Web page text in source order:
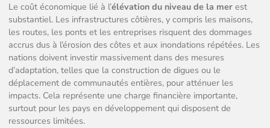
Le coût économique lié à l’élévation du niveau de la mer est
substantiel. Les infrastructures côtières, y compris les maisons,
les routes, les ponts et les entreprises risquent des dommages
accrus dus à l’érosion des côtes et aux inondations répétées. Les
nations doivent investir massivement dans des mesures
d’adaptation, telles que la construction de digues ou le
déplacement de communautés entières, pour atténuer les
impacts. Cela représente une charge financière importante,
surtout pour les pays en développement qui disposent de
ressources limitées.